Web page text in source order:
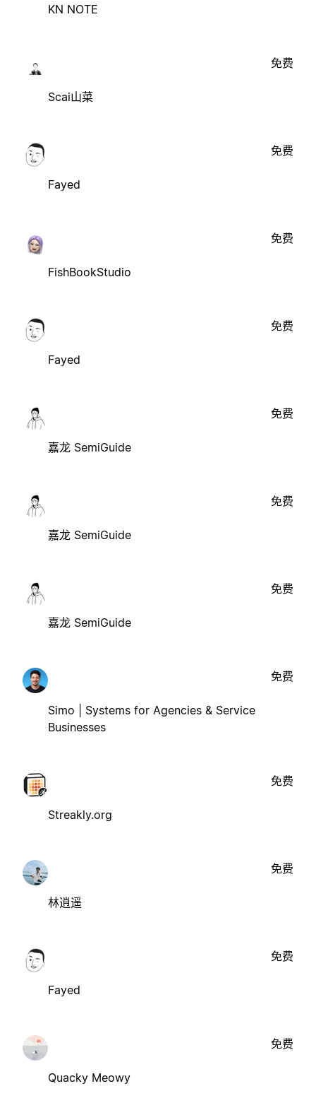
KN NOTE
Scai山菜
免费
Fayed
免费
FishBookStudio
免费
Fayed
免费
嘉龙 SemiGuide
免费
嘉龙 SemiGuide
免费
嘉龙 SemiGuide
免费
Simo | Systems for Agencies & Service
Businesses
免费
Streakly.org
免费
林逍遥
免费
Fayed
免费
Quacky Meowy
免费